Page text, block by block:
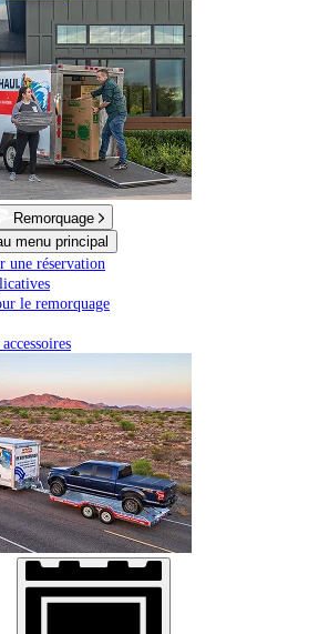
Remorquage
menu principal
une réservation
le remorquage